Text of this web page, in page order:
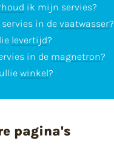
ik mijn servies?
in de vaatwasser?
levertijd?
in de magnetron?
winkel?
pagina's